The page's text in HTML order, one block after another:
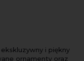
i piękny
ornamenty oraz